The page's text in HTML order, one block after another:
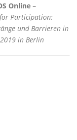
Online –
Participation:
und Barrieren in
in Berlin